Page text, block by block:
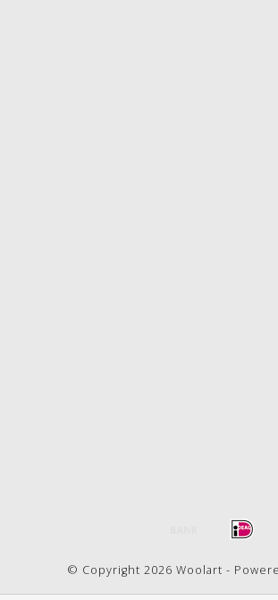
© Copyright 2026 Woolart -